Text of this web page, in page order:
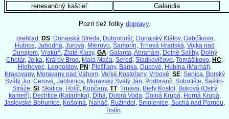
renesančný kaštieľ Galandia
Pozri tiež fotky dopravy.
prehľad , DS: Dunajská Streda, Dobrohošť, Dunajský Klátov, Gabčíkovo,
Hubice, Jahodná, Jurová, Mierovo, Šamorín, Trhová Hradská, Vojka nad
Dunajom, Vrakúň, Zlaté Klasy, GA: Galanta,Abrahám, Dolné Saliby, Dolný
Chotár, Jelka, Kráľov Brod , Malá Mača, Sereď, Sládkovičovo, Tomášikovo, HC:
Hlohovec, Leopoldov, PN : Piešťany, Banka, Ducové, Hubina (Marhát),
Krakovany, Moravany nad Váhom, Veľké Kostoľany, Vrbové, SE: Senica, Borský
Svätý Jur, Cerová, Jablonica, Moravský Svätý Ján, Podbranč, Sobotište, Šaštín-
Stráže, SI : Skalica, Holíč, Kopčany, TT: Trnava, Biely Kostol , Buková (Ostrý
kameň), Dechtice (Katarínka), Dlhá, Dobrá Voda, Dolná Krupá, Horná Krupá,
Jaslovské Bohunice, Košolná, Naháč, Ružindol , Smolenice, Suchá nad Parnou,
Trstín.